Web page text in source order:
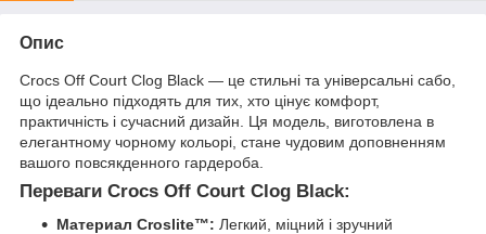
Опис
Crocs Off Court Clog Black — це стильні та універсальні сабо,
що ідеально підходять для тих, хто цінує комфорт,
практичність і сучасний дизайн. Ця модель, виготовлена в
елегантному чорному кольорі, стане чудовим доповненням
вашого повсякденного гардероба.
Переваги Crocs Off Court Clog Black:
Материал Croslite™: Легкий, міцний і зручний